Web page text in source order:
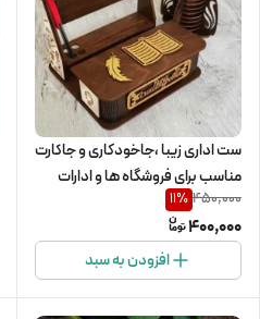
ست اداری زیبا ،جاخودکاری و جاکارت
مناسب برای فروشگاه ها و ادارات
450,000
11%
400,000
افزودن به سبد